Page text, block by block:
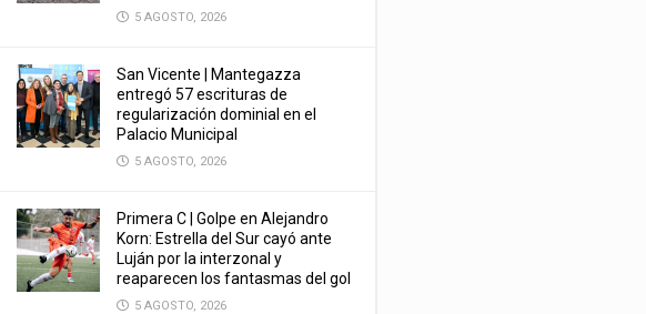
5 AGOSTO, 2026
San Vicente | Mantegazza
entregó 57 escrituras de
regularización dominial en el
Palacio Municipal
5 AGOSTO, 2026
Primera C | Golpe en Alejandro
Korn: Estrella del Sur cayó ante
Luján por la interzonal y
reaparecen los fantasmas del gol
5 AGOSTO, 2026